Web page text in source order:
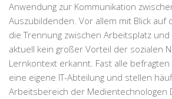
Anwendung zur Kommunikation
Auszubildenden. Vor allem mit Blick auf
die Trennung zwischen Arbeitsplatz
aktuell kein großer Vorteil der sozialen
Lernkontext erkannt. Fast alle
eine eigene IT-Abteilung und stellen
Arbeitsbereich der Medientechnologen